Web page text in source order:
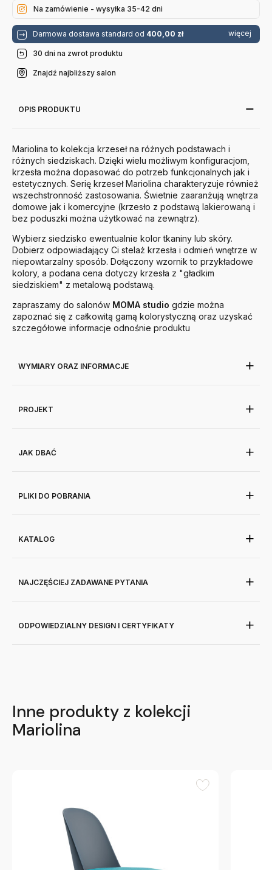
Na zamówienie - wysyłka 35-42 dni
Darmowa dostawa standard od 400,00 zł więcej
30 dni na zwrot produktu
Znajdź najbliższy salon
OPIS PRODUKTU
Mariolina to kolekcja krzeseł na różnych podstawach i
różnych siedziskach. Dzięki wielu możliwym konfiguracjom,
krzesła można dopasować do potrzeb funkcjonalnych jak i
estetycznych. Serię krzeseł Mariolina charakteryzuje również
wszechstronność zastosowania. Świetnie zaaranżują wnętrza
domowe jak i komercyjne (krzesło z podstawą lakierowaną i
bez poduszki można użytkować na zewnątrz).
Wybierz siedzisko ewentualnie kolor tkaniny lub skóry.
Dobierz odpowiadający Ci stelaż krzesła i odmień wnętrze w
niepowtarzalny sposób. Dołączony wzornik to przykładowe
kolory, a podana cena dotyczy krzesła z "gładkim
siedziskiem" z metalową podstawą.
zapraszamy do salonów MOMA studio gdzie można
zapoznać się z całkowitą gamą kolorystyczną oraz uzyskać
szczegółowe informacje odnośnie produktu
WYMIARY ORAZ INFORMACJE
PROJEKT
JAK DBAĆ
PLIKI DO POBRANIA
KATALOG
NAJCZĘŚCIEJ ZADAWANE PYTANIA
ODPOWIEDZIALNY DESIGN I CERTYFIKATY
Inne produkty z kolekcji
Mariolina